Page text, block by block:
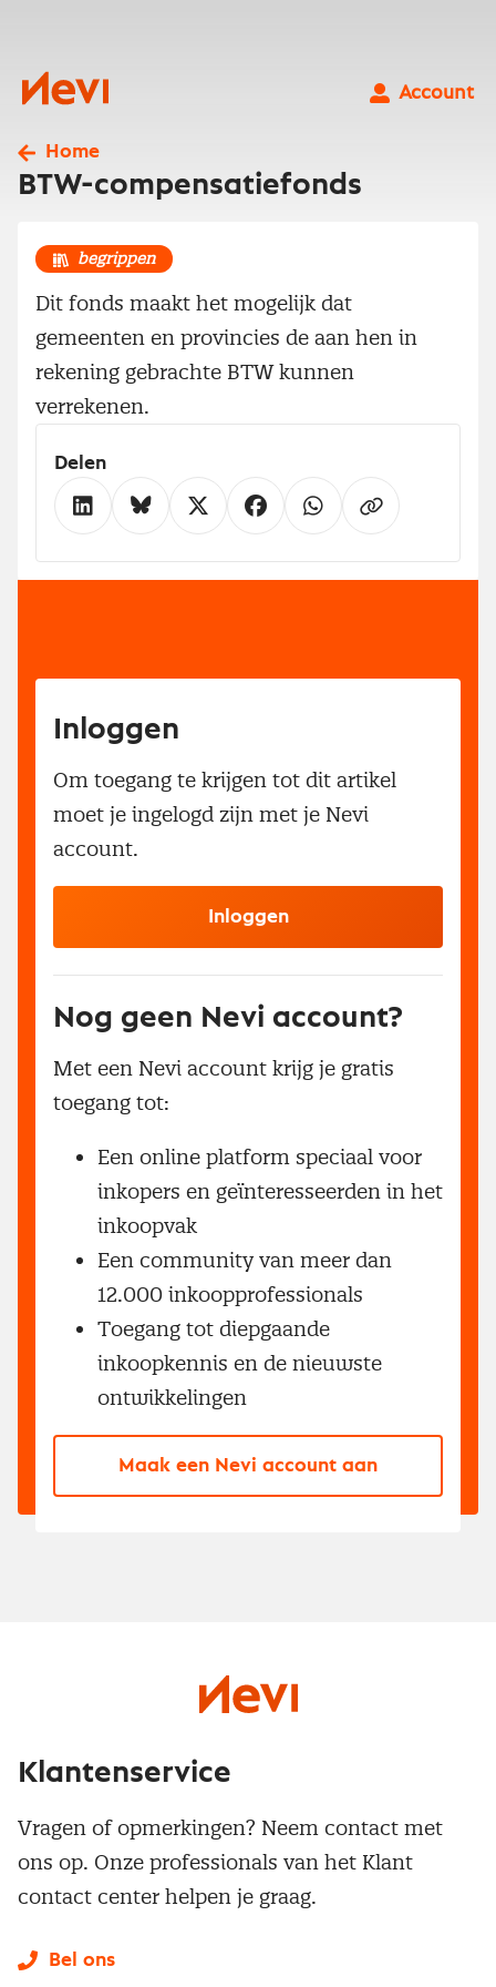
Nevi
Account
Home
BTW-compensatiefonds
begrippen
Dit fonds maakt het mogelijk dat
gemeenten en provincies de aan hen in
rekening gebrachte BTW kunnen
verrekenen.
Delen
Inloggen
Om toegang te krijgen tot dit artikel
moet je ingelogd zijn met je Nevi
account.
Inloggen
Nog geen Nevi account?
Met een Nevi account krijg je gratis
toegang tot:
Een online platform speciaal voor
inkopers en geïnteresseerden in het
inkoopvak
Een community van meer dan
12.000 inkoopprofessionals
Toegang tot diepgaande
inkoopkennis en de nieuwste
ontwikkelingen
Maak een Nevi account aan
Klantenservice
Vragen of opmerkingen? Neem contact met
ons op. Onze professionals van het Klant
contact center helpen je graag.
Bel ons